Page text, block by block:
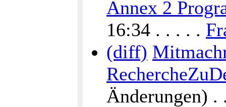
Annex 2
16:34 . . . . .
(diff)
Änderungen)